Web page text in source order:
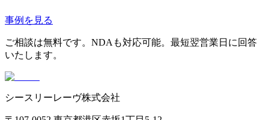
事例を見る
ご相談は無料です。NDAも対応可能。最短翌営業日に回答
いたします。
シースリーレーヴ株式会社